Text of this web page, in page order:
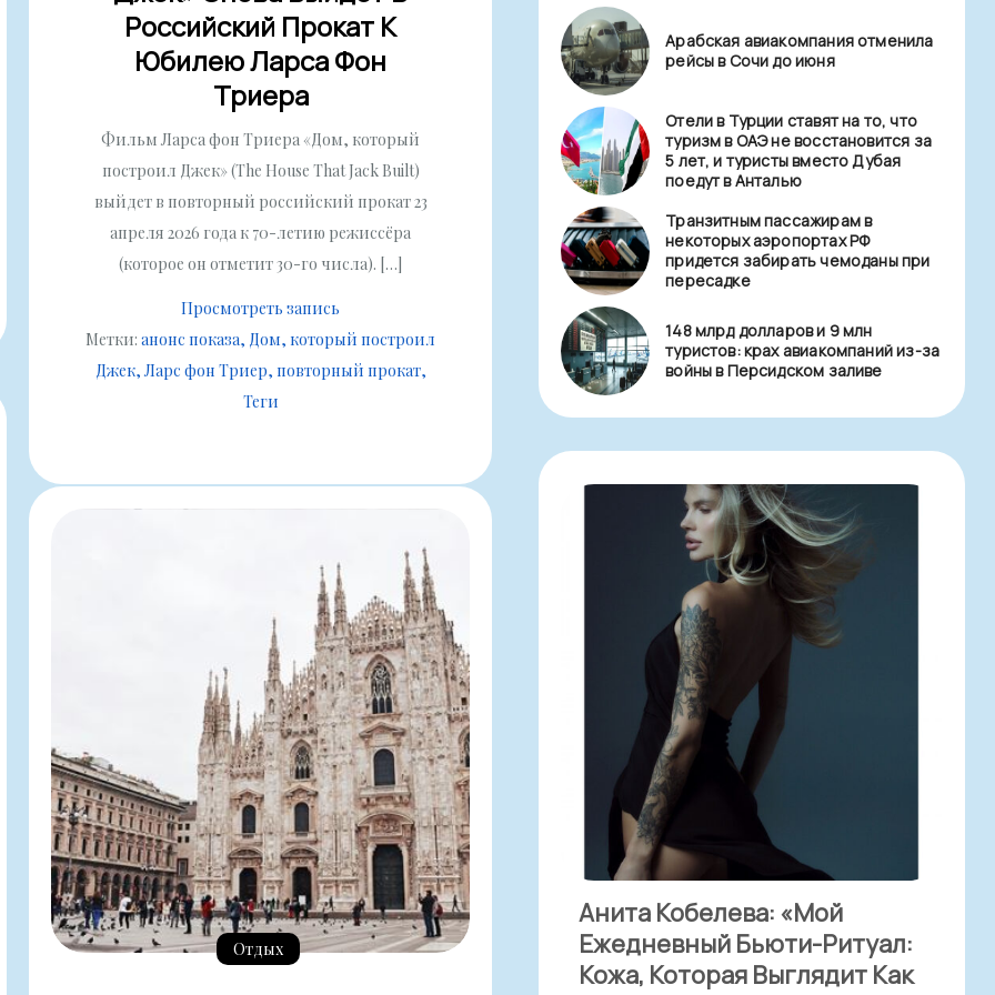
Российский Прокат К
Юбилею Ларса Фон
Триера
Фильм Ларса фон Триера «Дом, который
построил Джек» (The House That Jack Built)
выйдет в повторный российский прокат 23
апреля 2026 года к 70-летию режиссёра
(которое он отметит 30-го числа). […]
Просмотреть запись
Метки:анонс показа Дом, который построил
Джек Ларс фон Триер повторный прокат
Теги
Отдых
Арабская авиакомпания отменила
рейсы в Сочи до июня
Отели в Турции ставят на то, что
туризм в ОАЭ не восстановится за
5 лет, и туристы вместо Дубая
поедут в Анталью
Транзитным пассажирам в
некоторых аэропортах РФ
придется забирать чемоданы при
пересадке
148 млрд долларов и 9 млн
туристов: крах авиакомпаний из-за
войны в Персидском заливе
Анита Кобелева: «Мой
Ежедневный Бьюти-Ритуал:
Кожа, Которая Выглядит Как